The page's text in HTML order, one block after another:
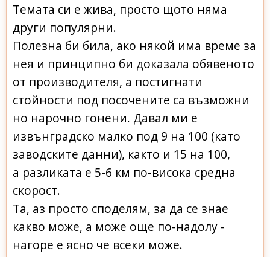
Темата си е жива, просто щото няма
други популярни.
Полезна би била, ако някой има време за
нея и принципно би доказала обявеното
от производителя, а постигнати
стойности под посочените са възможни
но нарочно гонени. Давал ми е
извънградско малко под 9 на 100 (като
заводските данни), както и 15 на 100,
а разликата е 5-6 км по-висока средна
скорост.
Та, аз просто споделям, за да се знае
какво може, а може още по-надолу -
нагоре е ясно че всеки може.